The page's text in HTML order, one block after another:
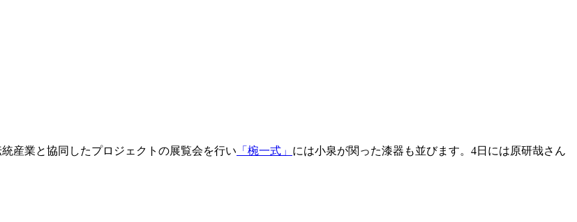
産業と協同したプロジェクトの展覧会を行い 「椀一式」 には小泉が関った漆器も並びます。4日には原研哉さん